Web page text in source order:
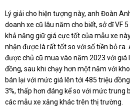
Lý giải cho hiện tượng này, anh Đoàn
doanh xe cũ lâu năm cho biết, sở dĩ VF
khả năng giữ giá cực tốtcủa mẫu xe
nhận được là rất tốt so với số tiền bỏ ra
đượcchủ cũ mua vào năm 2023 với giá
đồng, sau khi chạy hơn một năm với
bán lại với mức giá lên tới 485 triệu
3%, thấp hơn đáng kể so với mức trung
các mẫu xe xăng khác trên thị trường.